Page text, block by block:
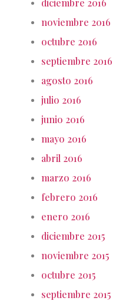
noviembre 2016
octubre 2016
septiembre 2016
agosto 2016
julio 2016
junio 2016
mayo 2016
abril 2016
marzo 2016
febrero 2016
enero 2016
diciembre 2015
noviembre 2015
octubre 2015
septiembre 2015